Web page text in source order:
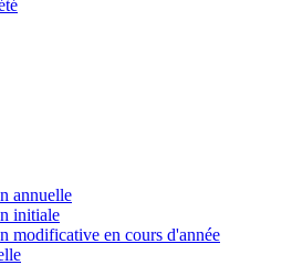
annuelle
initiale
modificative en cours d'année